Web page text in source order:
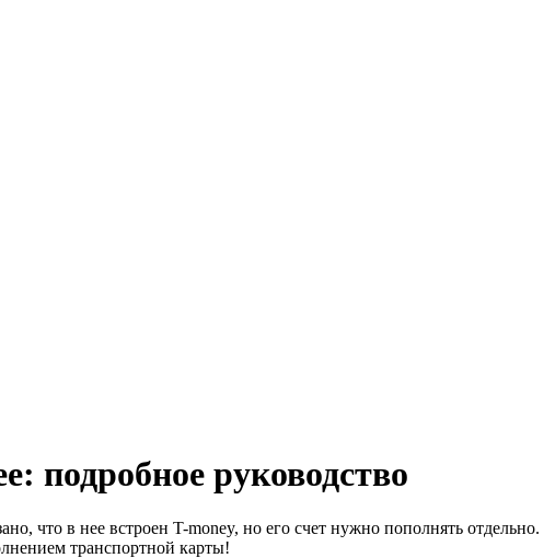
подробное руководство
что в нее встроен T-money, но его счет нужно пополнять отдельно.
транспортной карты!